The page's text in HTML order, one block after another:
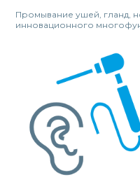
Промывание ушей, гланд,
инновационного